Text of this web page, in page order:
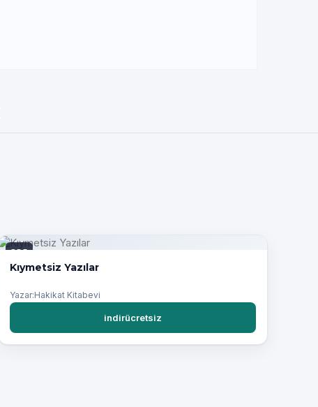
PDF
Kıymetsiz Yazılar
Yazar:Hakikat Kitabevi
indirücretsiz